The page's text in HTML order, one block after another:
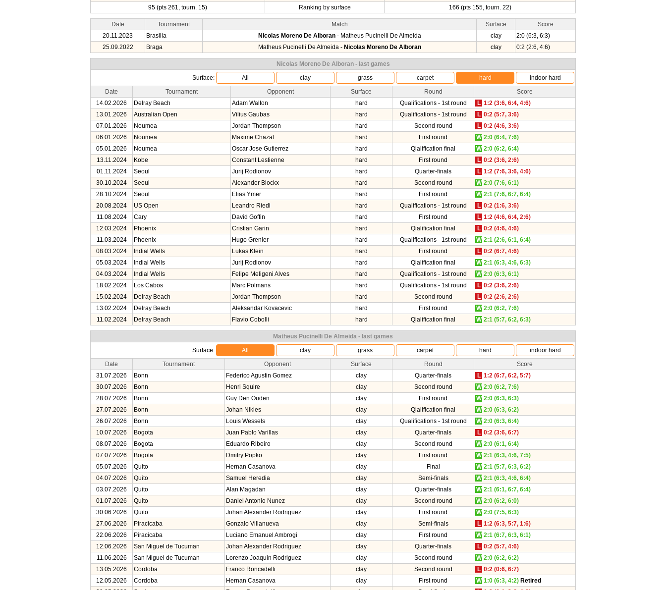
95 (pts 261, tourn. 15)
Ranking by surface 166 (pts 155, tourn. 22)
Date Tournament Match Surface
Score
20.11.2023
Brasilia Nicolas Moreno De Alboran- Matheus Pucinelli De Almeida clay
2:0 (6:3, 6:3)
25.09.2022
Braga Matheus Pucinelli De Almeida - Nicolas Moreno De Alboran clay 0:2 (2:6, 4:6)
Nicolas Moreno De Alboran - last games
Surface:
All clay grass carpet hard
indoor hard
Date
Tournament Opponent Surface Round
Score
14.02.2026
Delray Beach Adam Walton hard Qualifications - 1st round L 1:2 (3:6, 6:4, 4:6)
13.01.2026
Australian Open Vilius Gaubas hard Qualifications - 1st round L 0:2 (5:7, 3:6)
07.01.2026
Noumea Jordan Thompson hard Second round L 0:2 (4:6, 3:6)
06.01.2026
Noumea Maxime Chazal hard First round W 2:0 (6:4, 7:6)
05.01.2026
Noumea Oscar Jose Gutierrez hard Qialification final W 2:0 (6:2, 6:4)
13.11.2024
Kobe Constant Lestienne hard First round L 0:2 (3:6, 2:6)
01.11.2024
Seoul Jurij Rodionov hard Quarter-finals L 1:2 (7:6, 3:6, 4:6)
30.10.2024
Seoul Alexander Blockx hard Second round W 2:0 (7:6, 6:1)
28.10.2024
Seoul Elias Ymer hard First round W 2:1 (7:6, 6:7, 6:4)
20.08.2024
US Open Leandro Riedi hard Qualifications - 1st round L 0:2 (1:6, 3:6)
11.08.2024
Cary David Goffin hard First round L 1:2 (4:6, 6:4, 2:6)
12.03.2024
Phoenix Cristian Garin hard Qialification final L 0:2 (4:6, 4:6)
11.03.2024
Phoenix Hugo Grenier hard Qualifications - 1st round W 2:1 (2:6, 6:1, 6:4)
08.03.2024
Indial Wells Lukas Klein hard First round L 0:2 (6:7, 4:6)
05.03.2024
Indial Wells Jurij Rodionov hard Qialification final W 2:1 (6:3, 4:6, 6:3)
04.03.2024
Indial Wells Felipe Meligeni Alves hard Qualifications - 1st round W 2:0 (6:3, 6:1)
18.02.2024
Los Cabos Marc Polmans hard Qualifications - 1st round L 0:2 (3:6, 2:6)
15.02.2024
Delray Beach Jordan Thompson hard Second round L 0:2 (2:6, 2:6)
13.02.2024
Delray Beach Aleksandar Kovacevic hard First round W 2:0 (6:2, 7:6)
11.02.2024
Delray Beach Flavio Cobolli hard Qialification final W 2:1 (5:7, 6:2, 6:3)
Matheus Pucinelli De Almeida - last games
Surface:
All clay grass carpet hard
indoor hard
Date
Tournament Opponent Surface Round
Score
31.07.2026
Bonn Federico Agustin Gomez clay Quarter-finals L 1:2 (6:7, 6:2, 5:7)
30.07.2026
Bonn Henri Squire clay Second round W 2:0 (6:2, 7:6)
28.07.2026
Bonn Guy Den Ouden clay First round W 2:0 (6:3, 6:3)
27.07.2026
Bonn Johan Nikles clay Qialification final W 2:0 (6:3, 6:2)
26.07.2026
Bonn Louis Wessels clay Qualifications - 1st round W 2:0 (6:3, 6:4)
10.07.2026
Bogota Juan Pablo Varillas clay Quarter-finals L 0:2 (3:6, 6:7)
08.07.2026
Bogota Eduardo Ribeiro clay Second round W 2:0 (6:1, 6:4)
07.07.2026
Bogota Dmitry Popko clay First round W 2:1 (6:3, 4:6, 7:5)
05.07.2026
Quito Hernan Casanova clay Final W 2:1 (5:7, 6:3, 6:2)
04.07.2026
Quito Samuel Heredia clay Semi-finals W 2:1 (6:3, 4:6, 6:4)
03.07.2026
Quito Alan Magadan clay Quarter-finals W 2:1 (6:1, 6:7, 6:4)
01.07.2026
Quito Daniel Antonio Nunez clay Second round W 2:0 (6:2, 6:0)
30.06.2026
Quito Johan Alexander Rodriguez clay First round W 2:0 (7:5, 6:3)
27.06.2026
Piracicaba Gonzalo Villanueva clay Semi-finals L 1:2 (6:3, 5:7, 1:6)
22.06.2026
Piracicaba Luciano Emanuel Ambrogi clay First round W 2:1 (6:7, 6:3, 6:1)
12.06.2026
San Miguel de Tucuman Johan Alexander Rodriguez clay Quarter-finals L 0:2 (5:7, 4:6)
11.06.2026
San Miguel de Tucuman Lorenzo Joaquin Rodriguez clay Second round W 2:0 (6:2, 6:2)
13.05.2026
Cordoba Franco Roncadelli clay Second round L 0:2 (0:6, 6:7)
12.05.2026
Cordoba Hernan Casanova clay First round W 1:0 (6:3, 4:2) Retired